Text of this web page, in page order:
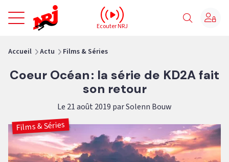
NRJ - Accueil
Ecouter NRJ
Accueil Actu Films & Séries
Coeur Océan : la série de KD2A fait
son retour
Le 21 août 2019 par Solenn Bouw
Films & Séries